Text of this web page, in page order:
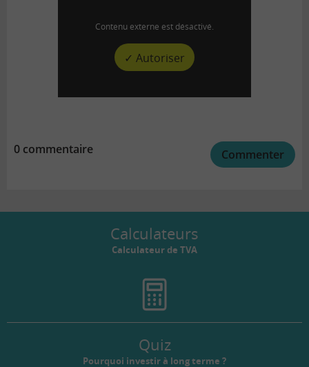
Contenu externe est désactivé.
✓ Autoriser
0 commentaire Commenter
Calculateurs
Calculateur de TVA
Quiz
Pourquoi investir à long terme ?